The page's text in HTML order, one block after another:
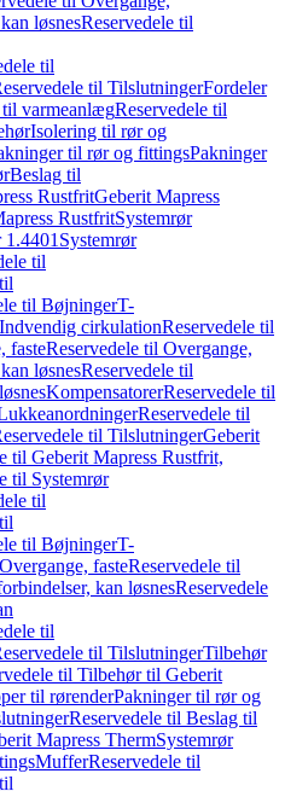
løsnesReservedele til
til
til TilslutningerFordeler
varmeanlægReservedele til
Isolering til rør og
til rør og fittingsPakninger
Beslag til
RustfritGeberit Mapress
RustfritSystemrør
Systemrør
til
til BøjningerT-
Indvendig cirkulationReservedele til
fasteReservedele til Overgange,
løsnesReservedele til
KompensatorerReservedele til
Reservedele til
til TilslutningerGeberit
til Geberit Mapress Rustfrit,
til Systemrør
til
til BøjningerT-
Overgange, fasteReservedele til
kan løsnesReservedele
til
til TilslutningerTilbehør
til Tilbehør til Geberit
til rørenderPakninger til rør og
Reservedele til Beslag til
Mapress ThermSystemrør
MufferReservedele til